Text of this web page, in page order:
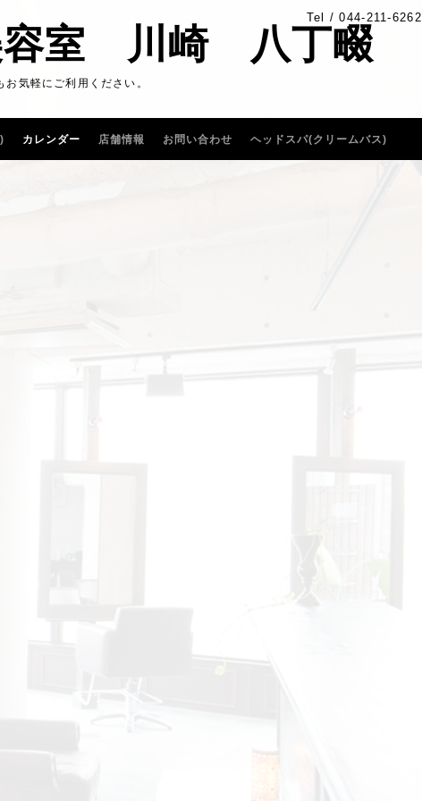
Tel / 044-211-6262
容室 川崎 八丁畷
お気軽にご利用ください。
カレンダー 店舗情報 お問い合わせ ヘッドスパ(クリームバス)